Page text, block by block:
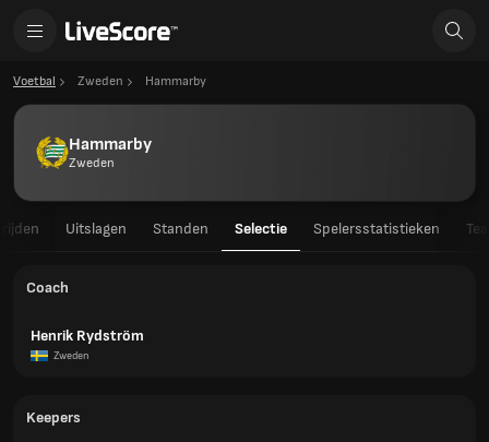
Voetbal Zweden Hammarby
Hammarby
Zweden
Uitslagen Standen Selectie Spelersstatistieken
Coach
Henrik Rydström
Zweden
Keepers